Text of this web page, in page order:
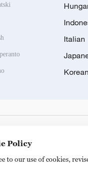
Italian
Korean
Policy
to our use of cookies,